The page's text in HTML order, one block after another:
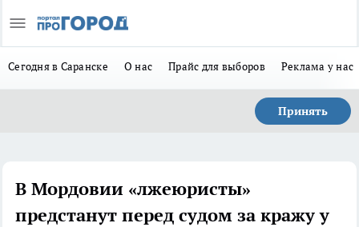
Сегодня в Саранске О нас Прайс для выборов Реклама у нас
Принять
В Мордовии «лжеюристы»
предстанут перед судом за кражу у